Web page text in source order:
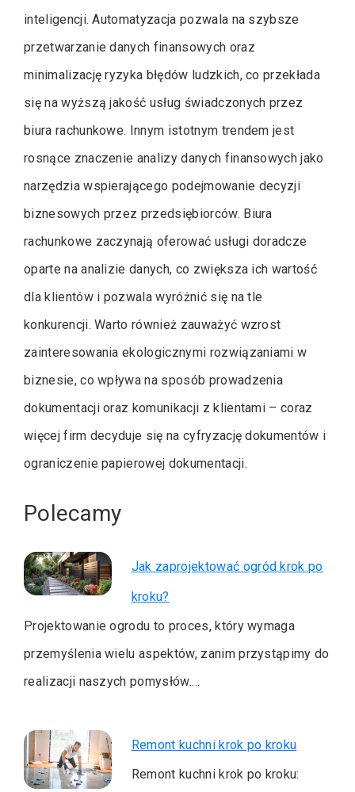
inteligencji. Automatyzacja pozwala na szybsze
przetwarzanie danych finansowych oraz
minimalizację ryzyka błędów ludzkich, co przekłada
się na wyższą jakość usług świadczonych przez
biura rachunkowe. Innym istotnym trendem jest
rosnące znaczenie analizy danych finansowych jako
narzędzia wspierającego podejmowanie decyzji
biznesowych przez przedsiębiorców. Biura
rachunkowe zaczynają oferować usługi doradcze
oparte na analizie danych, co zwiększa ich wartość
dla klientów i pozwala wyróżnić się na tle
konkurencji. Warto również zauważyć wzrost
zainteresowania ekologicznymi rozwiązaniami w
biznesie, co wpływa na sposób prowadzenia
dokumentacji oraz komunikacji z klientami – coraz
więcej firm decyduje się na cyfryzację dokumentów i
ograniczenie papierowej dokumentacji.
Polecamy
Jak zaprojektować ogród krok po
kroku?
Projektowanie ogrodu to proces, który wymaga
przemyślenia wielu aspektów, zanim przystąpimy do
realizacji naszych pomysłów.…
Remont kuchni krok po kroku
Remont kuchni krok po kroku: